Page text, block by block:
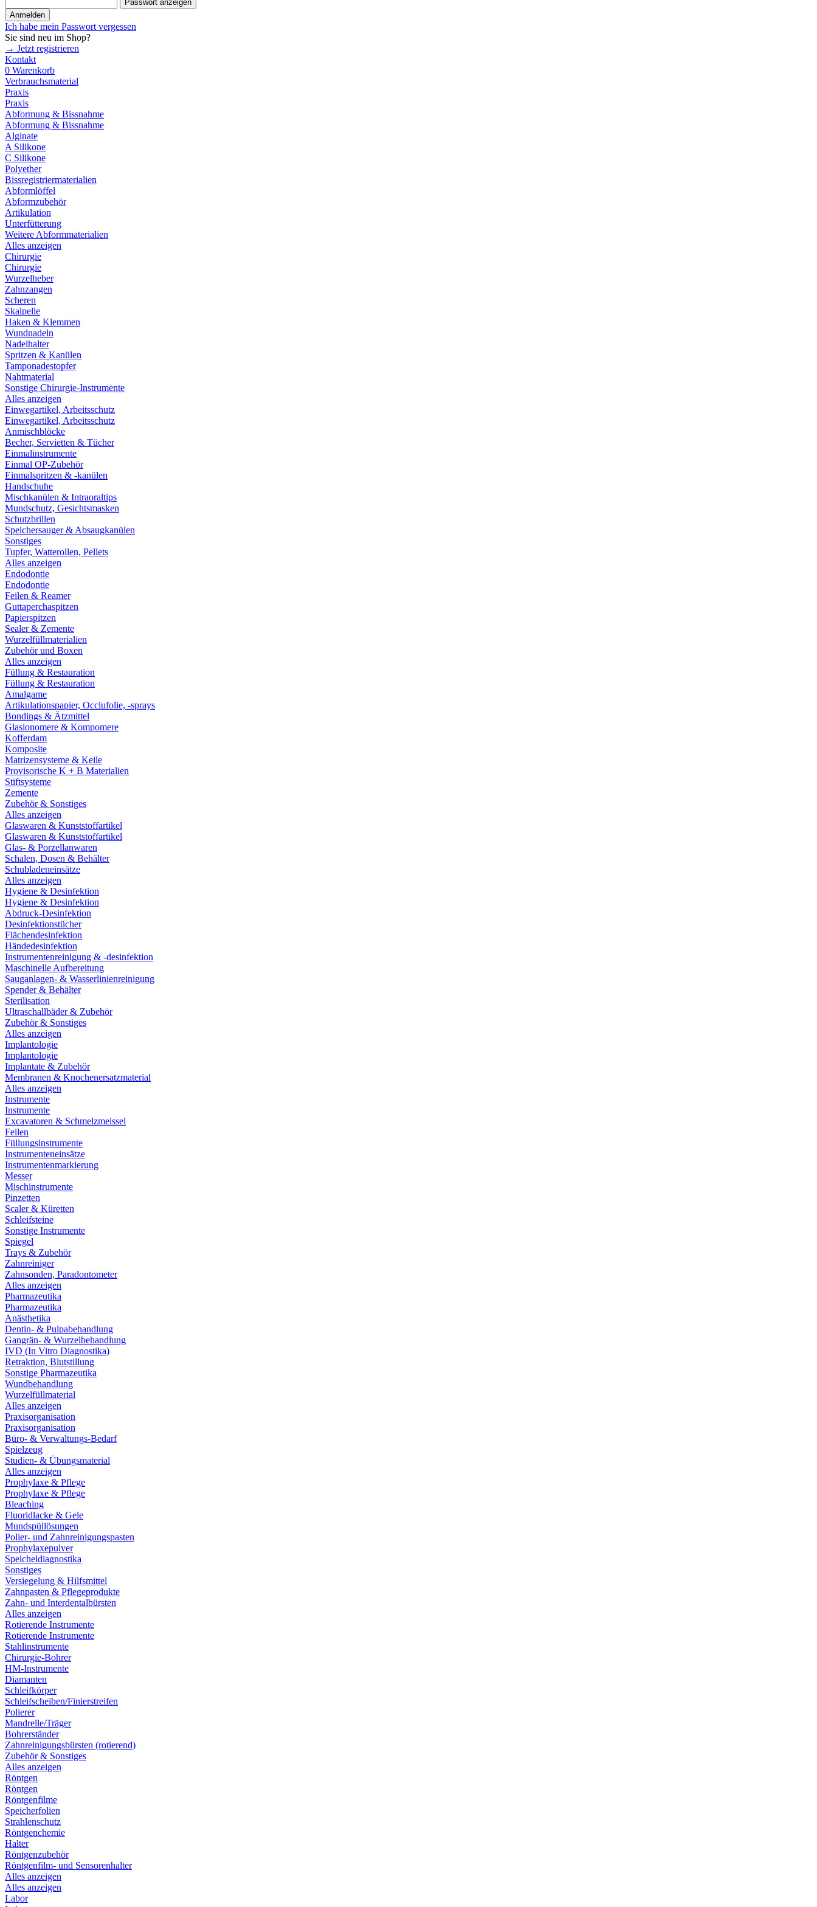
Passwort anzeigen
Anmelden
Ich habe mein Passwort vergessen
Sie sind neu im Shop?
→ Jetzt registrieren
Kontakt
0 Warenkorb
Verbrauchsmaterial
Praxis
Praxis
Abformung & Bissnahme
Abformung & Bissnahme
Alginate
A Silikone
C Silikone
Polyether
Bissregistriermaterialien
Abformlöffel
Abformzubehör
Artikulation
Unterfütterung
Weitere Abformmaterialien
Alles anzeigen
Chirurgie
Chirurgie
Wurzelheber
Zahnzangen
Scheren
Skalpelle
Haken & Klemmen
Wundnadeln
Nadelhalter
Spritzen & Kanülen
Tamponadestopfer
Nahtmaterial
Sonstige Chirurgie-Instrumente
Alles anzeigen
Einwegartikel, Arbeitsschutz
Einwegartikel, Arbeitsschutz
Anmischblöcke
Becher, Servietten & Tücher
Einmalinstrumente
Einmal OP-Zubehör
Einmalspritzen & -kanülen
Handschuhe
Mischkanülen & Intraoraltips
Mundschutz, Gesichtsmasken
Schutzbrillen
Speichersauger & Absaugkanülen
Sonstiges
Tupfer, Watterollen, Pellets
Alles anzeigen
Endodontie
Endodontie
Feilen & Reamer
Guttaperchaspitzen
Papierspitzen
Sealer & Zemente
Wurzelfüllmaterialien
Zubehör und Boxen
Alles anzeigen
Füllung & Restauration
Füllung & Restauration
Amalgame
Artikulationspapier, Occlufolie, -sprays
Bondings & Ätzmittel
Glasionomere & Kompomere
Kofferdam
Komposite
Matrizensysteme & Keile
Provisorische K + B Materialien
Stiftsysteme
Zemente
Zubehör & Sonstiges
Alles anzeigen
Glaswaren & Kunststoffartikel
Glaswaren & Kunststoffartikel
Glas- & Porzellanwaren
Schalen, Dosen & Behälter
Schubladeneinsätze
Alles anzeigen
Hygiene & Desinfektion
Hygiene & Desinfektion
Abdruck-Desinfektion
Desinfektionstücher
Flächendesinfektion
Händedesinfektion
Instrumentenreinigung & -desinfektion
Maschinelle Aufbereitung
Sauganlagen- & Wasserlinienreinigung
Spender & Behälter
Sterilisation
Ultraschallbäder & Zubehör
Zubehör & Sonstiges
Alles anzeigen
Implantologie
Implantologie
Implantate & Zubehör
Membranen & Knochenersatzmaterial
Alles anzeigen
Instrumente
Instrumente
Excavatoren & Schmelzmeissel
Feilen
Füllungsinstrumente
Instrumenteneinsätze
Instrumentenmarkierung
Messer
Mischinstrumente
Pinzetten
Scaler & Küretten
Schleifsteine
Sonstige Instrumente
Spiegel
Trays & Zubehör
Zahnreiniger
Zahnsonden, Paradontometer
Alles anzeigen
Pharmazeutika
Pharmazeutika
Anästhetika
Dentin- & Pulpabehandlung
Gangrän- & Wurzelbehandlung
IVD (In Vitro Diagnostika)
Retraktion, Blutstillung
Sonstige Pharmazeutika
Wundbehandlung
Wurzelfüllmaterial
Alles anzeigen
Praxisorganisation
Praxisorganisation
Büro- & Verwaltungs-Bedarf
Spielzeug
Studien- & Übungsmaterial
Alles anzeigen
Prophylaxe & Pflege
Prophylaxe & Pflege
Bleaching
Fluoridlacke & Gele
Mundspüllösungen
Polier- und Zahnreinigungspasten
Prophylaxepulver
Speicheldiagnostika
Sonstiges
Versiegelung & Hilfsmittel
Zahnpasten & Pflegeprodukte
Zahn- und Interdentalbürsten
Alles anzeigen
Rotierende Instrumente
Rotierende Instrumente
Stahlinstrumente
Chirurgie-Bohrer
HM-Instrumente
Diamanten
Schleifkörper
Schleifscheiben/Finierstreifen
Polierer
Mandrelle/Träger
Bohrerständer
Zahnreinigungsbürsten (rotierend)
Zubehör & Sonstiges
Alles anzeigen
Röntgen
Röntgen
Röntgenfilme
Speicherfolien
Strahlenschutz
Röntgenchemie
Halter
Röntgenzubehör
Röntgenfilm- und Sensorenhalter
Alles anzeigen
Alles anzeigen
Labor